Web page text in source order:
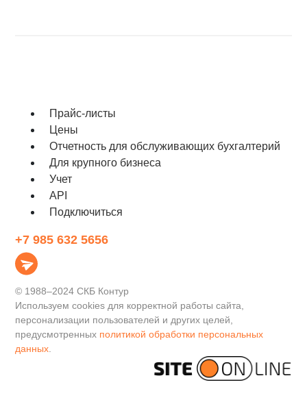
Прайс‑листы
Цены
Отчетность для обслуживающих бухгалтерий
Для крупного бизнеса
Учет
API
Подключиться
+7 985 632 5656
© 1988–2024 СКБ Контур
Используем cookies для корректной работы сайта,
персонализации пользователей и других целей,
предусмотренных политикой обработки персональных
данных